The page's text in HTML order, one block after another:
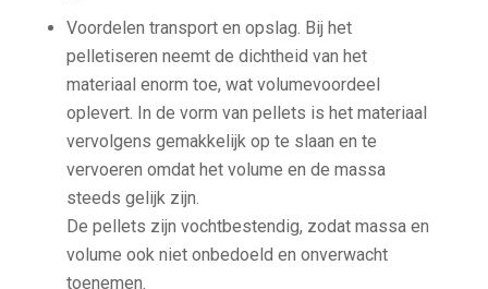
Voordelen transport en opslag. Bij het
pelletiseren neemt de dichtheid van het
materiaal enorm toe, wat volumevoordeel
oplevert. In de vorm van pellets is het materiaal
vervolgens gemakkelijk op te slaan en te
vervoeren omdat het volume en de massa
steeds gelijk zijn.
De pellets zijn vochtbestendig, zodat massa en
volume ook niet onbedoeld en onverwacht
toenemen.